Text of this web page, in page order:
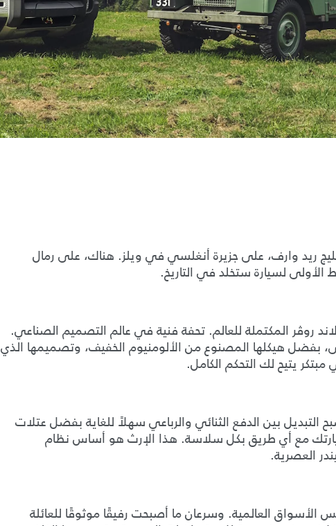
ديفيندر في عام 1947 في خليج ريد وارف، على جزيرة أنغلسي في ويلز. هناك، على رمال
لسيارة ستخلد في التاريخ.
المكتملة للعالم. تحفة فنية في عالم التصميم الصناعي.
هيكلها المصنوع من الألومنيوم الخفيف، وتصميمها الذي
يتيح لك التحكم الكامل.
التبديل بين الدفع الثنائي والرباعي سهلاً للغاية بفضل عتلات
مع أي طريق بكل سلاسة. هذا الإرث هو أساس نظام
العصرية.
الأسواق العالمية. وسرعان ما أصبحت رفيقًا موثوقًا للعائلة